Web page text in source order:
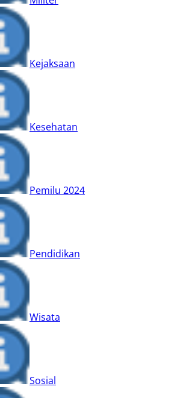
Kejaksaan
Kesehatan
Pemilu 2024
Pendidikan
Wisata
Sosial